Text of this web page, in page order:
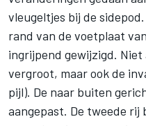
vleugeltjes bij de
rand van de voetplaat
ingrijpend gewijzigd.
vergroot, maar ook de
pijl). De naar buiten
aangepast. De tweede